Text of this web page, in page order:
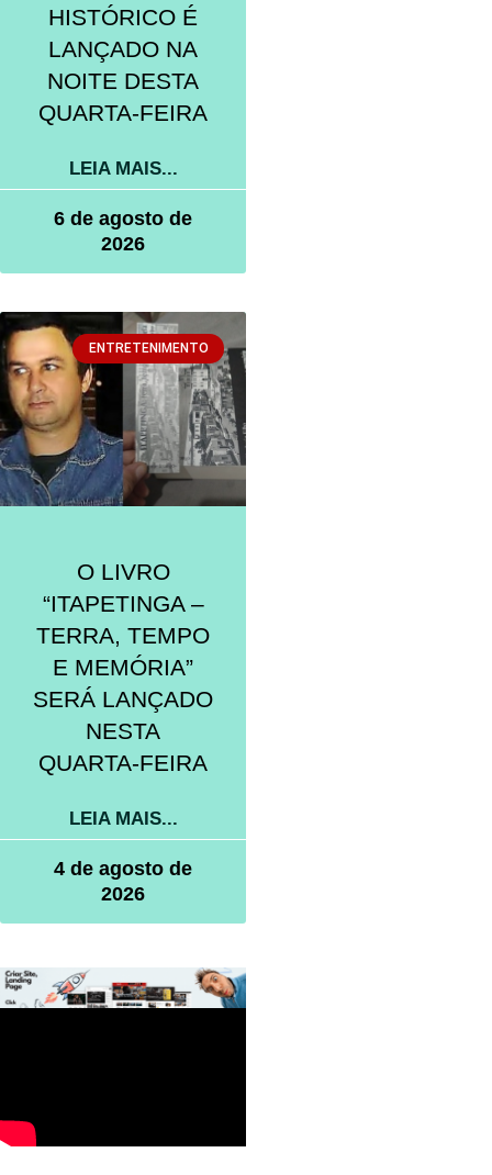
HISTÓRICO É
LANÇADO NA
NOITE DESTA
QUARTA-FEIRA
LEIA MAIS...
6 de agosto de
2026
ENTRETENIMENTO
O LIVRO
“ITAPETINGA –
TERRA, TEMPO
E MEMÓRIA”
SERÁ LANÇADO
NESTA
QUARTA-FEIRA
LEIA MAIS...
4 de agosto de
2026